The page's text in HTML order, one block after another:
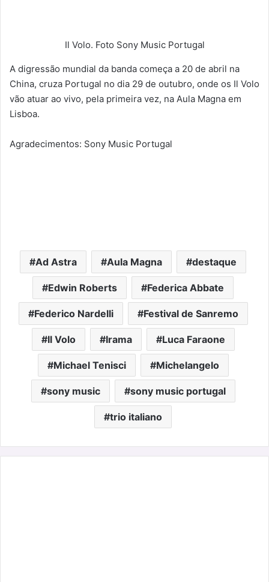
Il Volo. Foto Sony Music Portugal
A digressão mundial da banda começa a 20 de abril na
China, cruza Portugal no dia 29 de outubro, onde os Il Volo
vão atuar ao vivo, pela primeira vez, na Aula Magna em
Lisboa.
Agradecimentos: Sony Music Portugal
Ad Astra Aula Magna destaque
Edwin Roberts Federica Abbate
Federico Nardelli Festival de Sanremo
Il Volo Irama Luca Faraone
Michael Tenisci Michelangelo
sony music sony music portugal
trio italiano